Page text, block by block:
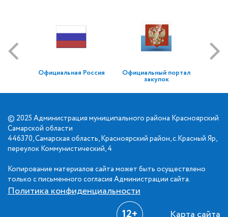
Официальная Россия Официальный портал
закупок
© 2025 Администрация муниципального района Красноярский
Самарской области
446370, Самарская область, Красноярский район, с.Красный Яр,
переулок Коммунистический, 4
Копирование материалов сайта может быть осуществлено
только с письменного согласия Администрации сайта.
Политика конфиденциальности